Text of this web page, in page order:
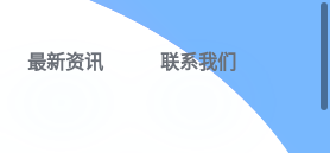
最新资讯 联系我们